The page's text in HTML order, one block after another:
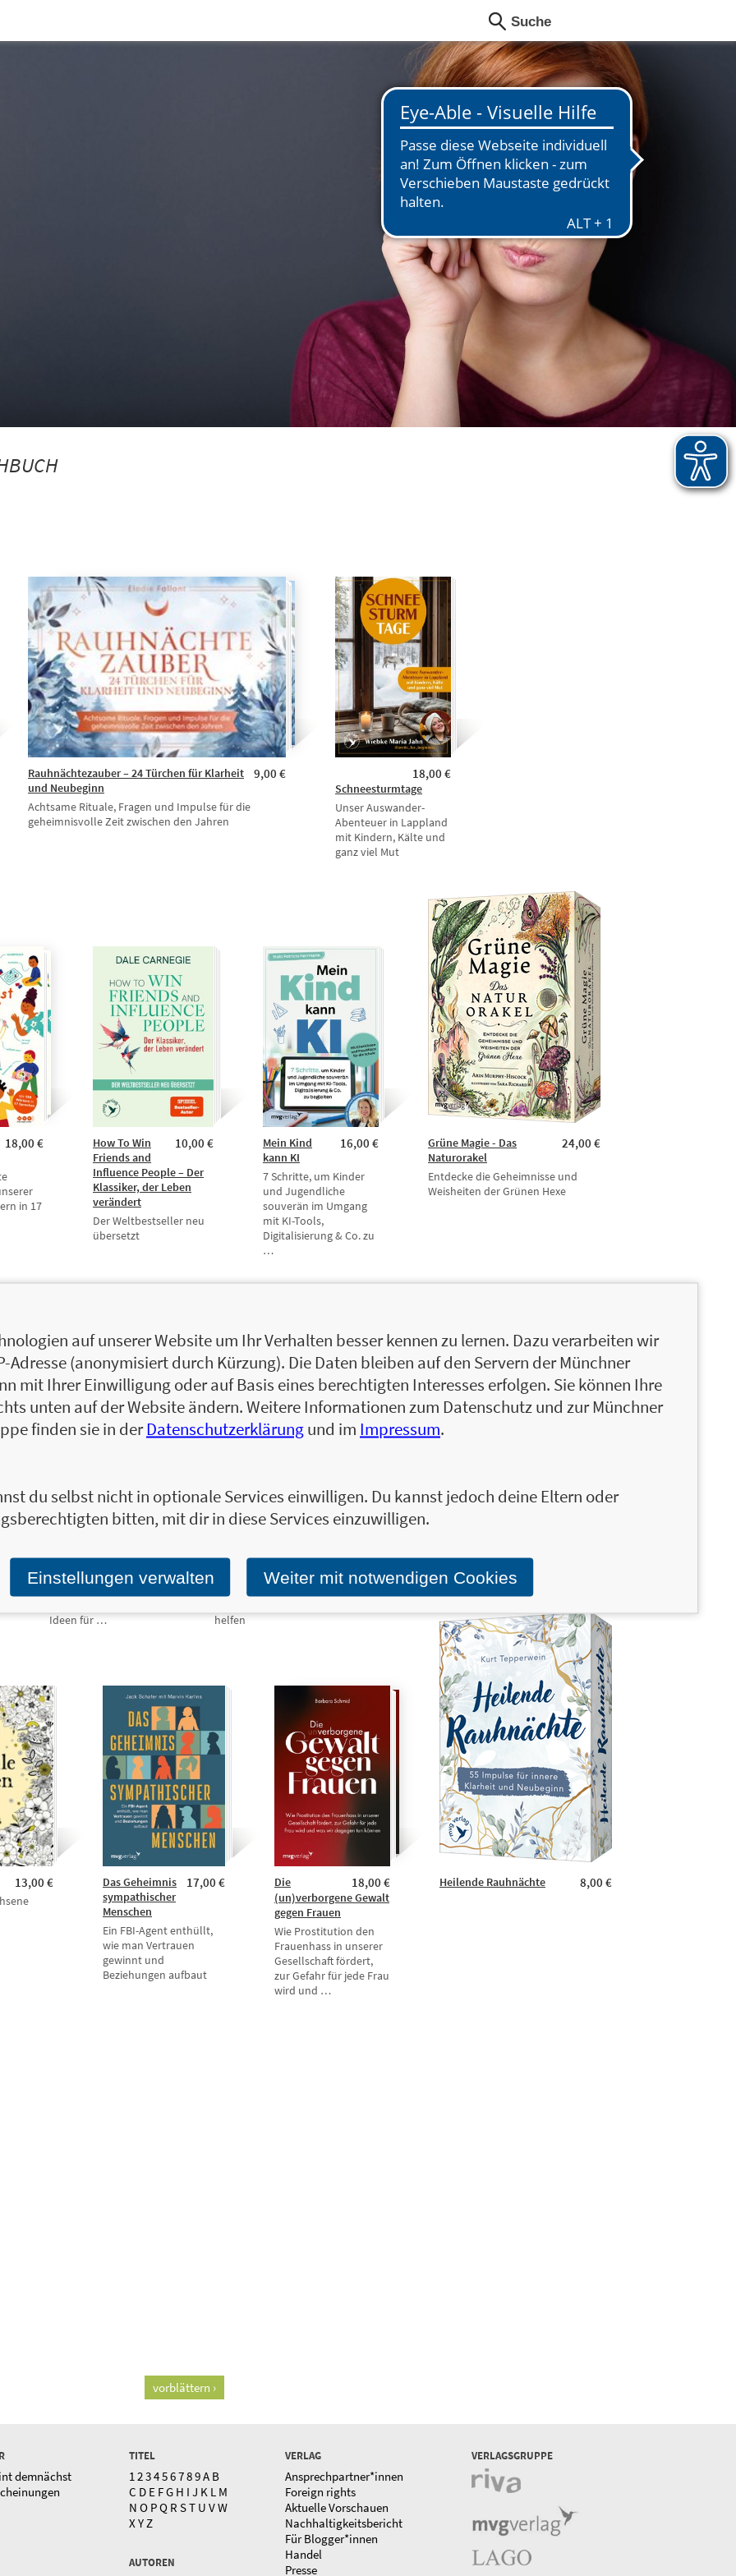
9,00 €
Rauhnächtezauber – 24 Türchen für Klarheit
und Neubeginn
Achtsame Rituale, Fragen und Impulse für die
geheimnisvolle Zeit zwischen den Jahren
18,00 €
Schneesturmtage
Unser Auswander-
Abenteuer in Lappland
mit Kindern, Kälte und
ganz viel Mut
18,00 €
in 17
10,00 €
How To Win
Friends and
Influence People – Der
Klassiker, der Leben
verändert
Der Weltbestseller neu
übersetzt
16,00 €
Mein Kind
kann KI
7 Schritte, um Kinder
und Jugendliche
souverän im Umgang
mit KI-Tools,
Digitalisierung & Co. zu
…
24,00 €
Grüne Magie - Das
Naturorakel
Entdecke die Geheimnisse und
Weisheiten der Grünen Hexe
16,00 €
Smarter
leben mit KI
Künstlicher Intelligenz
– Spare Zeit, löse
Alltagsprobleme und
Ideen für …
12,00 €
Clever gefragt,
prompt gelöst
an ChatGPT & Co.
Wie du mit KI die
richtigen Antworten
helfen
Der Ruf der
Hexe
wahrer
Selbstermächtigung,
Intuition und Naturmagie
13,00 € 17,00 €
Das Geheimnis
sympathischer
Menschen
Ein FBI-Agent enthüllt,
wie man Vertrauen
gewinnt und
Beziehungen aufbaut
18,00 €
Die
(un)verborgene Gewalt
gegen Frauen
Wie Prostitution den
Frauenhass in unserer
Gesellschaft fördert,
zur Gefahr für jede Frau
wird und …
8,00 €
Heilende Rauhnächte
vorblättern ›
demnächst
TITEL
123456789A B
C D E FG H I J K L M
N O PQ R ST U VW
XYZ
AUTOREN
VERLAG
Ansprechpartner*innen
Foreign rights
Aktuelle Vorschauen
Nachhaltigkeitsbericht
Für Blogger*innen
Handel
Presse
VERLAGSGRUPPE
auf unserer Website um Ihr Verhalten besser kennen zu lernen. Dazu verarbeiten wir
Adresse (anonymisiert durch Kürzung). Die Daten bleiben auf den Servern der Münchner
mit Ihrer Einwilligung oder auf Basis eines berechtigten Interesses erfolgen. Sie können Ihre
unten auf der Website ändern. Weitere Informationen zum Datenschutz und zur Münchner
finden sie in derDatenschutzerklärungund im Impressum.
du selbst nicht in optionale Services einwilligen. Du kannst jedoch deine Eltern oder
bitten, mit dir in diese Services einzuwilligen.
Einstellungen verwalten Weiter mit notwendigen Cookies